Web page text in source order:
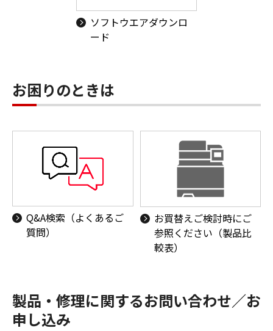
ソフトウエアダウンロ
ード
お困りのときは
Q&A検索（よくあるご
質問）
お買替えご検討時にご
参照ください（製品比
較表）
製品・修理に関するお問い合わせ／お
申し込み